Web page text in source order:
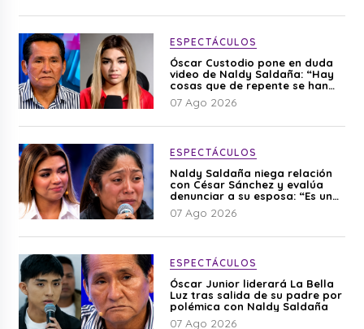
ESPECTÁCULOS
Óscar Custodio pone en duda
video de Naldy Saldaña: “Hay
cosas que de repente se han
editado”
07 Ago 2026
ESPECTÁCULOS
Naldy Saldaña niega relación
con César Sánchez y evalúa
denunciar a su esposa: “Es una
difamación”
07 Ago 2026
ESPECTÁCULOS
Óscar Junior liderará La Bella
Luz tras salida de su padre por
polémica con Naldy Saldaña
07 Ago 2026